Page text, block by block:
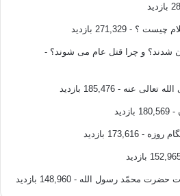
چیست ؟ - 271,329 بازدید
شدند؟ و چرا قتل عام می شوند؟ -
تعالی عنه - 185,476 بازدید
- 180,569 بازدید
روزه - 173,616 بازدید
حضرت محمّد رسول الله - 148,960 بازدید